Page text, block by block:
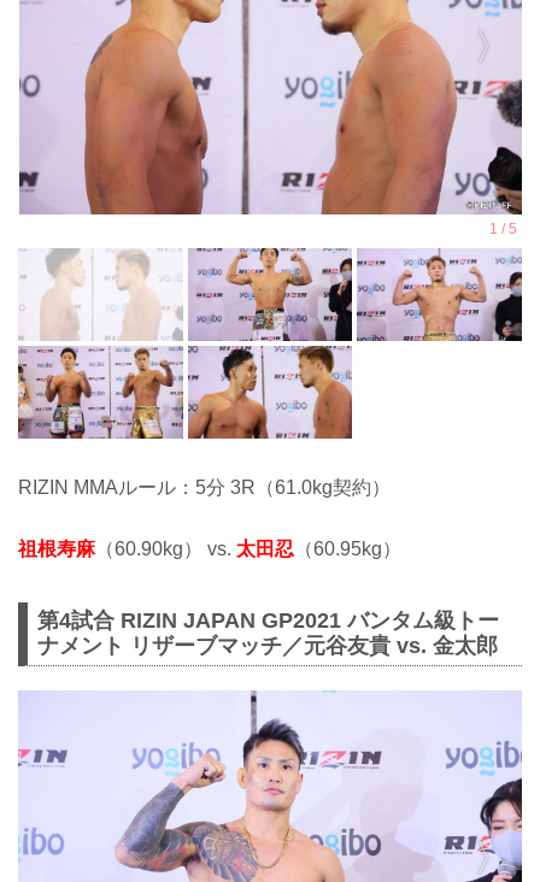
RIZIN MMAルール：5分 3R（61.0kg契約）
祖根寿麻（60.90kg） vs. 太田忍 （60.95kg）
第4試合 RIZIN JAPAN GP2021 バンタム級トー
ナメント リザーブマッチ／元谷友貴 vs. 金太郎